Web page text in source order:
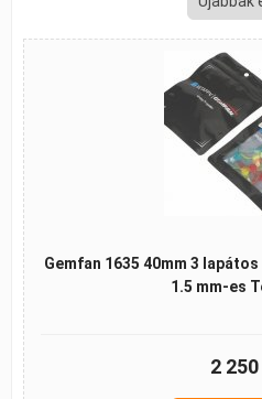
Gemfan 1635 40mm 3
1.5 mm-es
2